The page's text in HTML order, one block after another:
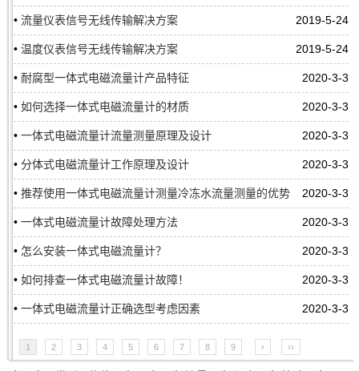
• 流量仪表信号无线传输解决方案 2019-5-24
• 温度仪表信号无线传输解决方案 2019-5-24
• 耐腐型一体式电磁流量计产品特征 2020-3-3
• 如何选择一体式电磁流量计的材质 2020-3-3
• 一体式电磁流量计流量测量原理及设计 2020-3-3
• 分体式电磁流量计工作原理及设计 2020-3-3
• 推荐使用一体式电磁流量计测量冷冻水流量测量的优势 2020-3-3
• 一体式电磁流量计故障处理方法 2020-3-3
• 怎么安装一体式电磁流量计？ 2020-3-3
• 如何排查一体式电磁流量计故障！ 2020-3-3
• 一体式电磁流量计正确选型考虑因素 2020-3-3
1 2 3 4 5 6 7 8 9 › ››